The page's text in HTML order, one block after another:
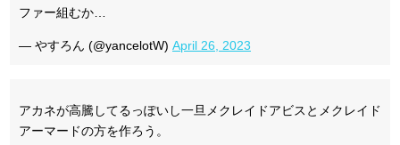
ファー組むか…
— やすろん (@yancelotW) April 26, 2023
アカネが高騰してるっぽいし一旦メクレイドアビスとメクレイド
アーマードの方を作ろう。